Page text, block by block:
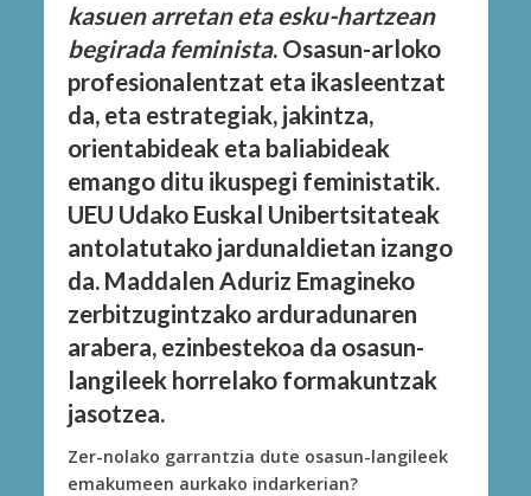
kasuen arretan eta esku-hartzean
begirada feminista. Osasun-arloko
profesionalentzat eta ikasleentzat
da, eta estrategiak, jakintza,
orientabideak eta baliabideak
emango ditu ikuspegi feministatik.
UEU Udako Euskal Unibertsitateak
antolatutako jardunaldietan izango
da. Maddalen Aduriz Emagineko
zerbitzugintzako arduradunaren
arabera, ezinbestekoa da osasun-
langileek horrelako formakuntzak
jasotzea.
Zer-nolako garrantzia dute osasun-langileek
emakumeen aurkako indarkerian?